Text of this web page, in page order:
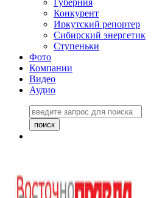
Конкурент
Иркутский репортер
Сибирский энергетик
Ступеньки
Фото
Компании
Видео
Аудио